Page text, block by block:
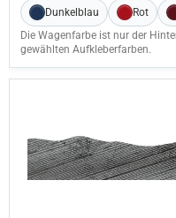
Dunkelblau Rot
Die Wagenfarbe ist nur der
gewählten Aufkleberfarben.